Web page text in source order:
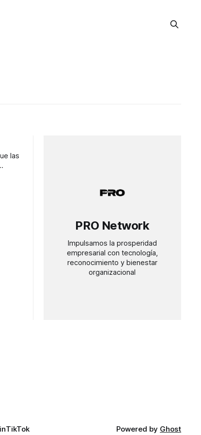
las
PRO Network
Impulsamos la prosperidad
empresarial con tecnología,
reconocimiento y bienestar
organizacional
TikTok Powered by Ghost